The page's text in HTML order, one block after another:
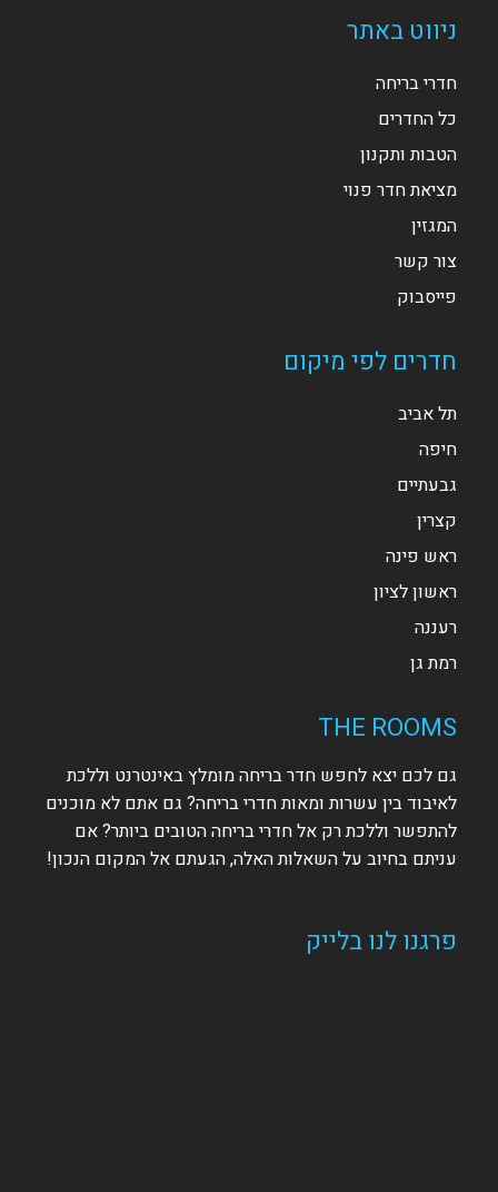
ניווט באתר
חדרי בריחה
כל החדרים
הטבות ותקנון
מציאת חדר פנוי
המגזין
צור קשר
פייסבוק
חדרים לפי מיקום
תל אביב
חיפה
גבעתיים
קצרין
ראש פינה
ראשון לציון
רעננה
רמת גן
THE ROOMS
גם לכם יצא לחפש חדר בריחה מומלץ באינטרנט וללכת
לאיבוד בין עשרות ומאות חדרי בריחה? גם אתם לא מוכנים
להתפשר וללכת רק אל חדרי בריחה הטובים ביותר? אם
עניתם בחיוב על השאלות האלה, הגעתם אל המקום הנכון!
פרגנו לנו בלייק